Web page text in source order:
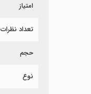
امتیاز
تعداد نظرات
حجم
نوع